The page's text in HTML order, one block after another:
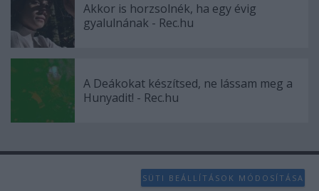
Akkor is horzsolnék, ha egy évig
gyalulnának - Rec.hu
A Deákokat készítsed, ne lássam meg a
Hunyadit! - Rec.hu
SÜTI BEÁLLÍTÁSOK MÓDOSÍTÁSA